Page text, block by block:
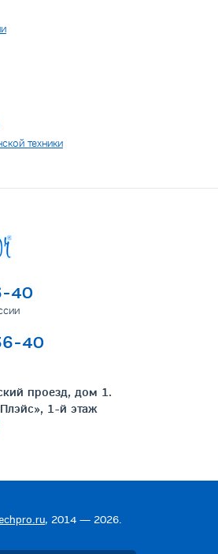
техники
40
40
проезд, дом 1.
1-й этаж
, 2014 — 2026.